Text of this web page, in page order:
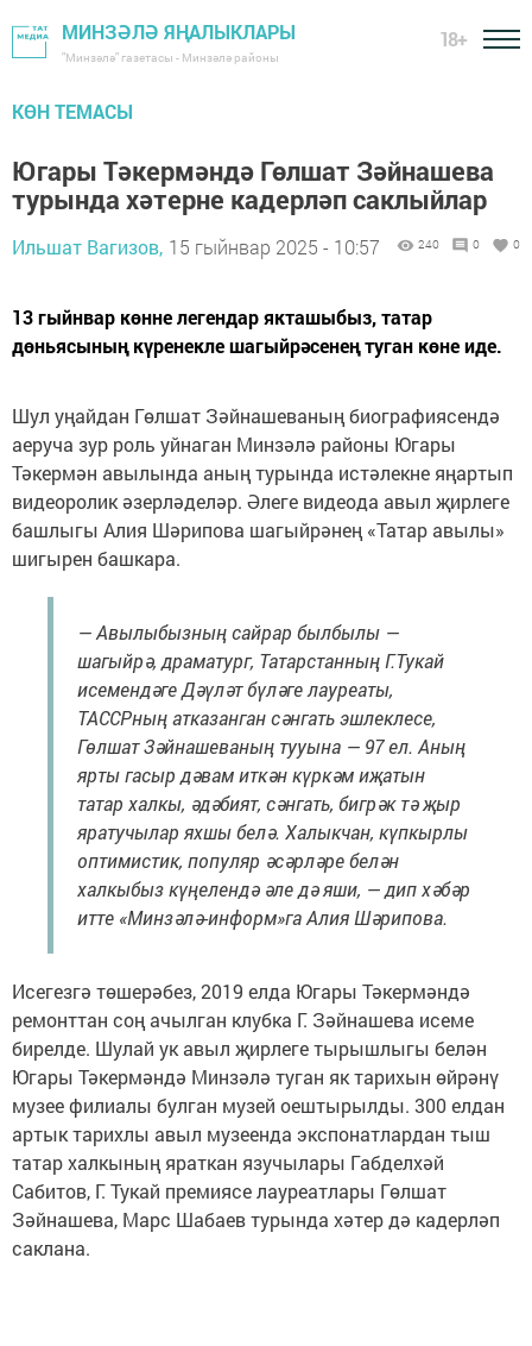
МИНЗӘЛӘ ЯҢАЛЫКЛАРЫ
"Минзәлә" газетасы - Минзәлә районы
18+
КӨН ТЕМАСЫ
Югары Тәкермәндә Гөлшат Зәйнашева
турында хәтерне кадерләп саклыйлар
Ильшат Вагизов, 15 гыйнвар 2025 - 10:57 240 0 0
13 гыйнвар көнне легендар якташыбыз, татар
дөньясының күренекле шагыйрәсенең туган көне иде.
Шул уңайдан Гөлшат Зәйнашеваның биографиясендә
аеруча зур роль уйнаган Минзәлә районы Югары
Тәкермән авылында аның турында истәлекне яңартып
видеоролик әзерләделәр. Әлеге видеода авыл җирлеге
башлыгы Алия Шәрипова шагыйрәнең «Татар авылы»
шигырен башкара.
— Авылыбызның сайрар былбылы —
шагыйрә, драматург, Татарстанның Г.Тукай
исемендәге Дәүләт бүләге лауреаты,
ТАССРның атказанган сәнгать эшлеклесе,
Гөлшат Зәйнашеваның тууына — 97 ел. Аның
ярты гасыр дәвам иткән күркәм иҗатын
татар халкы, әдәбият, сәнгать, бигрәк тә җыр
яратучылар яхшы белә. Халыкчан, күпкырлы
оптимистик, популяр әсәрләре белән
халкыбыз күңелендә әле дә яши, — дип хәбәр
итте «Минзәлә-информ»га Алия Шәрипова.
Исегезгә төшерәбез, 2019 елда Югары Тәкермәндә
ремонттан соң ачылган клубка Г. Зәйнашева исеме
бирелде. Шулай ук авыл җирлеге тырышлыгы белән
Югары Тәкермәндә Минзәлә туган як тарихын өйрәнү
музее филиалы булган музей оештырылды. 300 елдан
артык тарихлы авыл музеенда экспонатлардан тыш
татар халкының яраткан язучылары Габделхәй
Сабитов, Г. Тукай премиясе лауреатлары Гөлшат
Зәйнашева, Марс Шабаев турында хәтер дә кадерләп
саклана.